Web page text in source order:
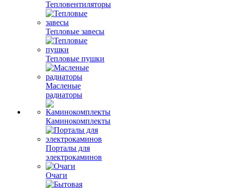
Тепловентиляторы
Тепловые завесы
Тепловые пушки
Масленые
радиаторы
Каминокомплекты
Порталы для
электрокаминов
Очаги